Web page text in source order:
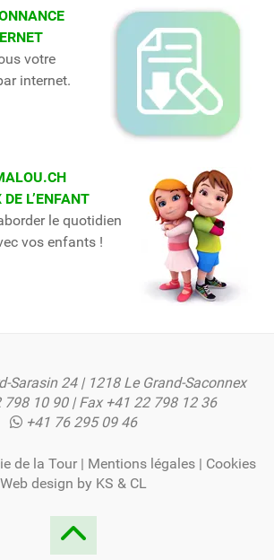
votre
internet.
L’ENFANT
le quotidien
vos enfants !
Sarasin 24 | 1218 Le Grand-Saconnex
798 10 90| Fax +41 22 798 12 36
+41 76 295 09 46
de la Tour | Mentions légales| Cookies
Web design by KS & CL